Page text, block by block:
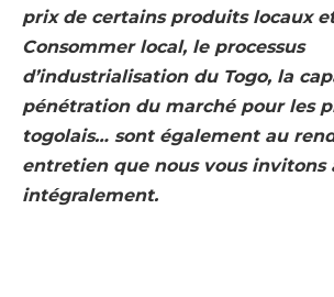
prix de certains produits locaux
Consommer local, le processus
d’industrialisation du Togo, la
pénétration du marché pour les
togolais… sont également au
entretien que nous vous invitons
intégralement.